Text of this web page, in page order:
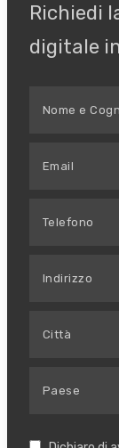
Richiedi
digitale